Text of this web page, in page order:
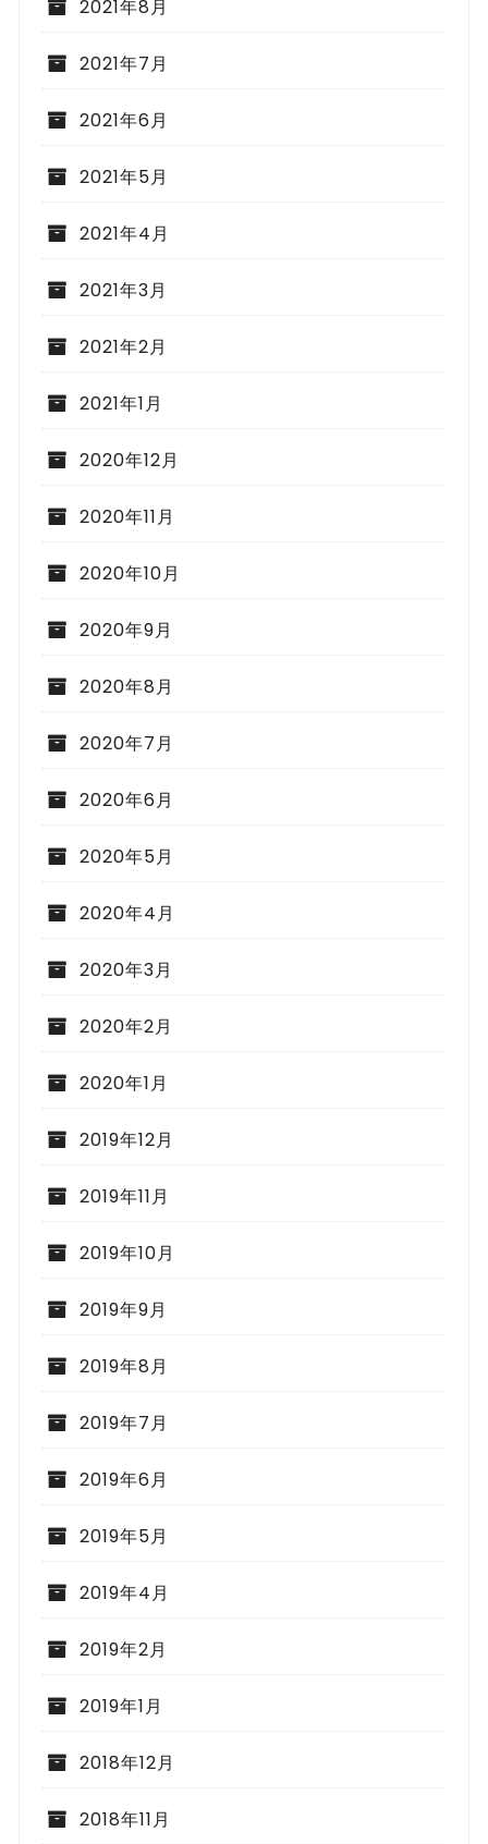
2021年8月
2021年7月
2021年6月
2021年5月
2021年4月
2021年3月
2021年2月
2021年1月
2020年12月
2020年11月
2020年10月
2020年9月
2020年8月
2020年7月
2020年6月
2020年5月
2020年4月
2020年3月
2020年2月
2020年1月
2019年12月
2019年11月
2019年10月
2019年9月
2019年8月
2019年7月
2019年6月
2019年5月
2019年4月
2019年2月
2019年1月
2018年12月
2018年11月